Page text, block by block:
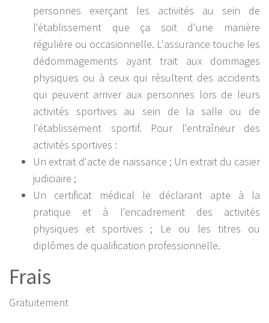
personnes exerçant les activités au sein de
l'établissement que ça soit d'une manière
régulière ou occasionnelle. L'assurance touche les
dédommagements ayant trait aux dommages
physiques ou à ceux qui résultent des accidents
qui peuvent arriver aux personnes lors de leurs
activités sportives au sein de la salle ou de
l'établissement sportif. Pour l'entraîneur des
activités sportives :
Un extrait d'acte de naissance ; Un extrait du casier
judiciaire ;
Un certificat médical le déclarant apte à la
pratique et à l'encadrement des activités
physiques et sportives ; Le ou les titres ou
diplômes de qualification professionnelle.
Frais
Gratuitement